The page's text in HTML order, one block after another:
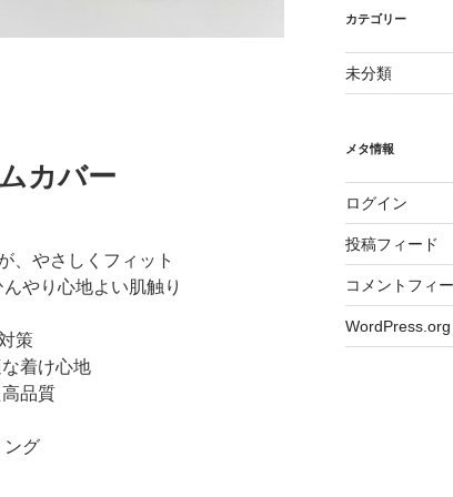
カバー
、やさしくフィット
やり心地よい肌触り
策
着け心地
品質
ング
カテゴリー
未分類
メタ情報
ログイン
投稿フィード
コメントフィ
WordPress.org